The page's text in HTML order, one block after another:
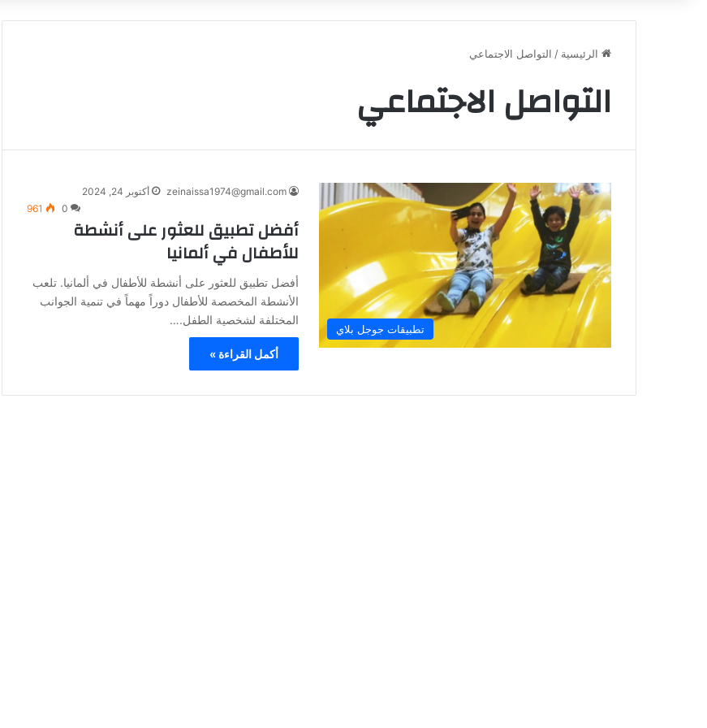
الرئيسية / التواصل الاجتماعي
التواصل الاجتماعي
تطبيقات جوجل بلاي
zeinaissa1974@gmail.com
أكتوبر 24, 2024
0
961
أفضل تطبيق للعثور على أنشطة
للأطفال في ألمانيا
أفضل تطبيق للعثور على أنشطة للأطفال في ألمانيا. تلعب
الأنشطة المخصصة للأطفال دوراً مهماً في تنمية الجوانب
المختلفة لشخصية الطفل.…
أكمل القراءة »